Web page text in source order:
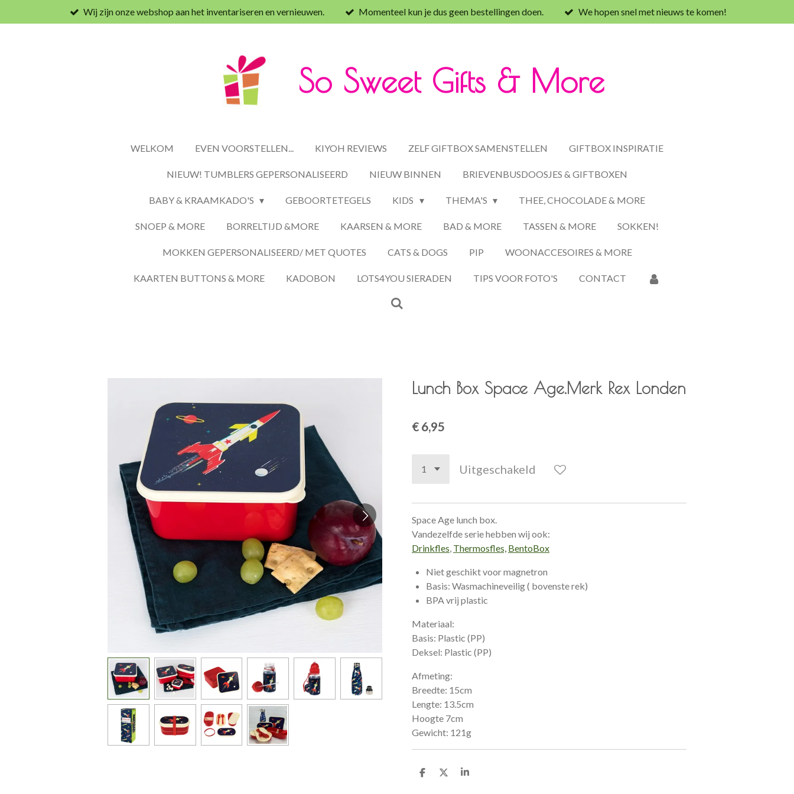
direct
Wij zijn onze webshop aan het inventariseren en vernieuwen. Momenteel kun je dus geen bestellingen doen. We hopen snel met nieuws te komen!
So Sweet Gifts & More
WELKOM EVEN VOORSTELLEN... KIYOH REVIEWS ZELF GIFTBOX SAMENSTELLEN GIFTBOX INSPIRATIE
NIEUW! TUMBLERS GEPERSONALISEERD NIEUW BINNEN BRIEVENBUSDOOSJES & GIFTBOXEN
BABY & KRAAMKADO'S GEBOORTETEGELS KIDS THEMA'S THEE, CHOCOLADE & MORE
SNOEP & MORE BORRELTIJD &MORE KAARSEN & MORE BAD & MORE TASSEN & MORE SOKKEN!
MOKKEN GEPERSONALISEERD/ MET QUOTES CATS & DOGS PIP WOONACCESOIRES & MORE
KAARTEN BUTTONS & MORE KADOBON LOTS4YOU SIERADEN TIPS VOOR FOTO'S CONTACT
Lunch Box Space Age.Merk Rex Londen
€ 6,95
Uitgeschakeld
Space Age lunch box.
Vandezelfde serie hebben wij ook:
Drinkfles Thermosfles, BentoBox
Niet geschikt voor magnetron
Basis: Wasmachineveilig ( bovenste rek)
BPA vrij plastic
Materiaal:
Basis: Plastic (PP)
Deksel: Plastic (PP)
Afmeting:
Breedte: 15cm
Lengte: 13.5cm
Hoogte 7cm
Gewicht: 121g
D
D
S